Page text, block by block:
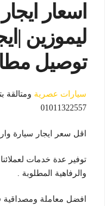
اسعار
ليموزين
توصيل
سيارات عصرية ومتالقة
01011322557
اقل سعر ايجار سيارة
توفير عدة خدمات
والرفاهية المطلوبة .
افضل معاملة ومصداقية